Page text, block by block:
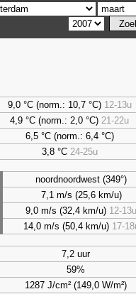
9,0 °C (norm.: 10,7 °C) 12-13u
4,9 °C (norm.: 2,0 °C) 21-22u
6,5 °C (norm.: 6,4 °C)
3,8 °C 24-25u
noordnoordwest (349°)
7,1 m/s (25,6 km/u)
9,0 m/s (32,4 km/u) 12-13u
14,0 m/s (50,4 km/u) 17-
7,2 uur
59%
1287 J/cm² (149,0 W/m²)